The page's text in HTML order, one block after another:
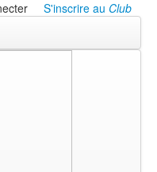
S'inscrire au Club